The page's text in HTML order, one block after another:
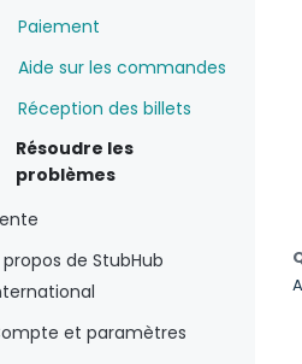
Paiement
Aide sur les commandes
Réception des billets
Résoudre les
problèmes
propos de StubHub
et paramètres